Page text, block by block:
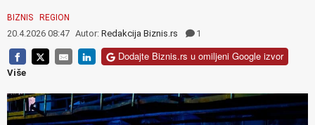
BIZNIS REGION
20.4.2026 08:47 Autor: Redakcija Biznis.rs 1
Dodajte Biznis.rs u omiljeni Google izvor
Više